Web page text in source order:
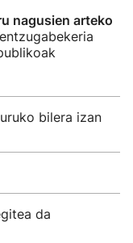
nagusien arteko
bilera izan
da